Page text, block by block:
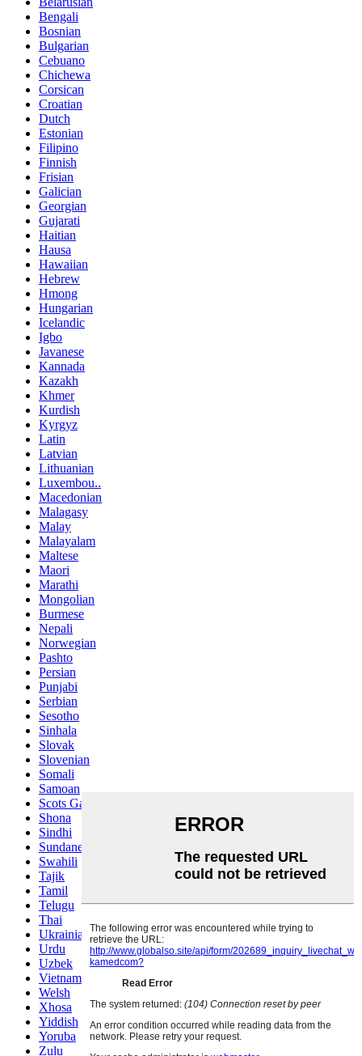
Bengali
Bosnian
Bulgarian
Cebuano
Chichewa
Corsican
Croatian
Dutch
Estonian
Filipino
Finnish
Frisian
Galician
Georgian
Gujarati
Haitian
Hausa
Hawaiian
Hebrew
Hmong
Hungarian
Icelandic
Igbo
Javanese
Kannada
Kazakh
Khmer
Kurdish
Kyrgyz
Latin
Latvian
Lithuanian
Luxembou..
Macedonian
Malagasy
Malay
Malayalam
Maltese
Maori
Marathi
Mongolian
Burmese
Nepali
Norwegian
Pashto
Persian
Punjabi
Serbian
Sesotho
Sinhala
Slovak
Slovenian
Somali
Samoan
Scots Gaelic
Shona
Sindhi
Sundanese
Swahili
Tajik
Tamil
Telugu
Thai
Ukrainian
Urdu
Uzbek
Vietnamese
Welsh
Xhosa
Yiddish
Yoruba
Zulu